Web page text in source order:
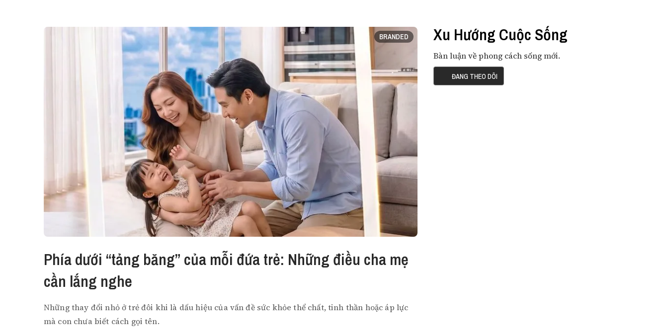
BRANDED
Phía dưới “tảng băng” của mỗi đứa trẻ: Những điều cha mẹ
cần lắng nghe
Những thay đổi nhỏ ở trẻ đôi khi là dấu hiệu của vấn đề sức khỏe thể chất, tinh thần hoặc áp lực
mà con chưa biết cách gọi tên.
Xu Hướng Cuộc Sống
Bàn luận về phong cách sống mới.
ĐANG THEO DÕI